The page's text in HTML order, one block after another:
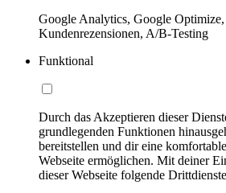
Google Analytics, Google
Kundenrezensionen, A/B-Testing
Funktional
Durch das Akzeptieren dieser
grundlegenden Funktionen
bereitstellen und dir eine
Webseite ermöglichen. Mit deiner
dieser Webseite folgende